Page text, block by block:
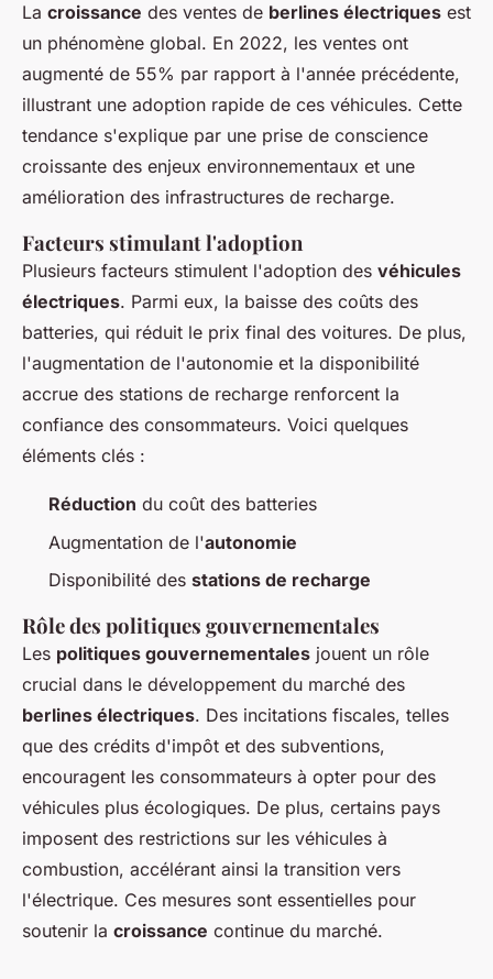
La croissance des ventes de berlines électriques est
un phénomène global. En 2022, les ventes ont
augmenté de 55% par rapport à l'année précédente,
illustrant une adoption rapide de ces véhicules. Cette
tendance s'explique par une prise de conscience
croissante des enjeux environnementaux et une
amélioration des infrastructures de recharge.
Facteurs stimulant l'adoption
Plusieurs facteurs stimulent l'adoption des véhicules
électriques. Parmi eux, la baisse des coûts des
batteries, qui réduit le prix final des voitures. De plus,
l'augmentation de l'autonomie et la disponibilité
accrue des stations de recharge renforcent la
confiance des consommateurs. Voici quelques
éléments clés :
Réduction du coût des batteries
Augmentation de l'autonomie
Disponibilité des stations de recharge
Rôle des politiques gouvernementales
Les politiques gouvernementales jouent un rôle
crucial dans le développement du marché des
berlines électriques. Des incitations fiscales, telles
que des crédits d'impôt et des subventions,
encouragent les consommateurs à opter pour des
véhicules plus écologiques. De plus, certains pays
imposent des restrictions sur les véhicules à
combustion, accélérant ainsi la transition vers
l'électrique. Ces mesures sont essentielles pour
soutenir la croissance continue du marché.